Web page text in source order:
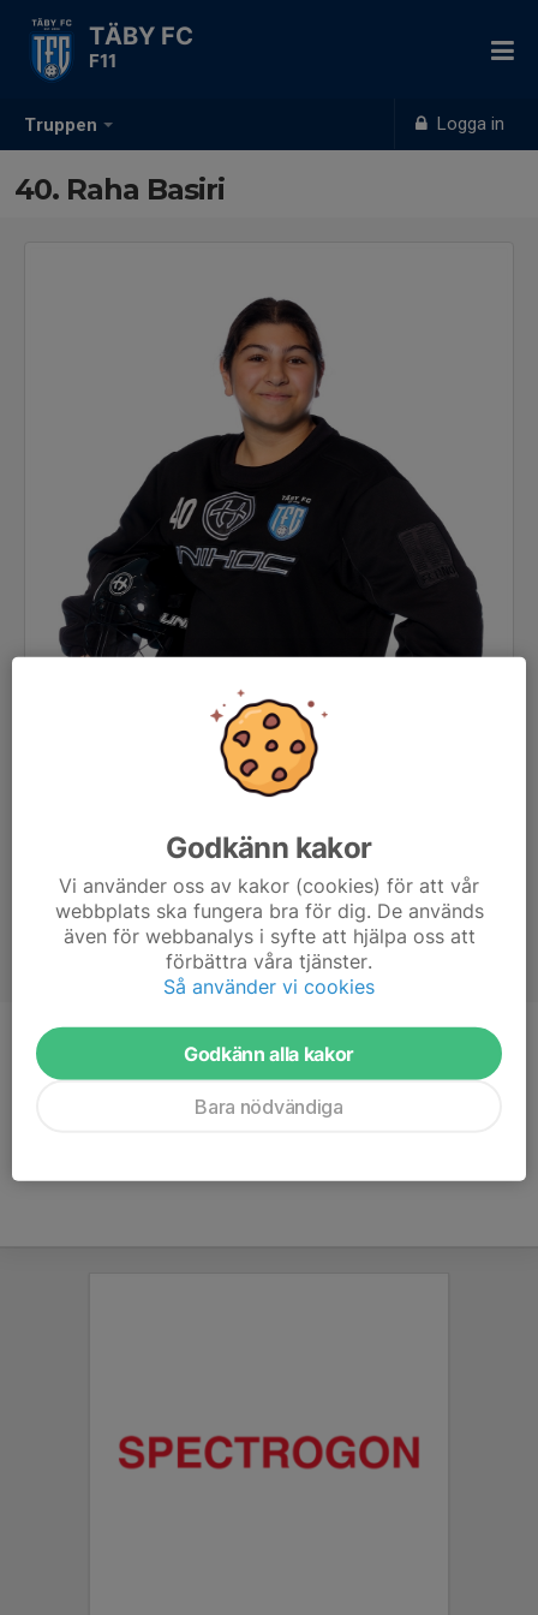
Truppen Logga in
TÄBY FC
F11
40. Raha Basiri
Position
Målvakt
Godkänn kakor
Vi använder oss av kakor (cookies) för att vår
webbplats ska fungera bra för dig. De används
även för webbanalys i syfte att hjälpa oss att
förbättra våra tjänster.
Så använder vi cookies
Godkänn alla kakor
Bara nödvändiga